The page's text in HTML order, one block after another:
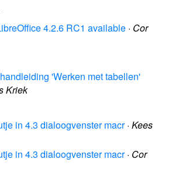
4.2.6 RC1 available · Cor
'Werken met tabellen'
Kriek
in 4.3 dialoogvenster macr· Kees
in 4.3 dialoogvenster macr· Cor